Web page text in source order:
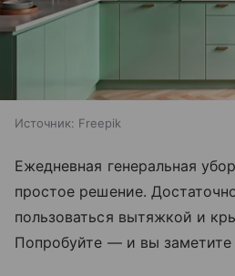
Источник: Freepik
Ежедневная генеральная
простое решение.
пользоваться вытяжкой и
Попробуйте — и вы заметите